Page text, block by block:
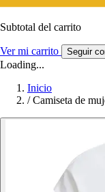
Subtotal del carrito
Ver mi carrito Seguir
Loading...
Inicio
/ Camiseta de